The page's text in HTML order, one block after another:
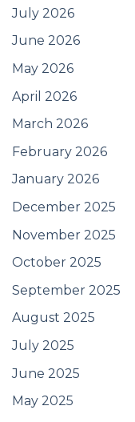
July 2026
June 2026
May 2026
April 2026
March 2026
February 2026
January 2026
December 2025
November 2025
October 2025
September 2025
August 2025
July 2025
June 2025
May 2025